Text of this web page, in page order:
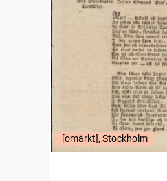
[omärkt], Stockholm